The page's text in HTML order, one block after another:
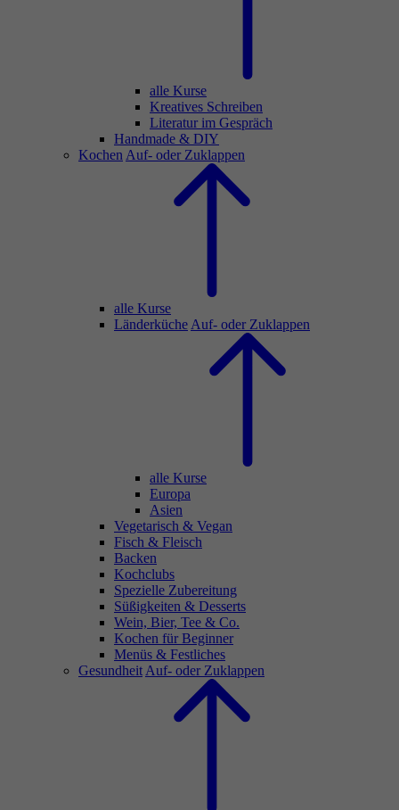
alle Kurse
Kreatives Schreiben
Literatur im Gespräch
Handmade & DIY
Kochen Auf- oder Zuklappen
alle Kurse
Länderküche Auf- oder Zuklappen
alle Kurse
Europa
Asien
Vegetarisch & Vegan
Fisch & Fleisch
Backen
Kochclubs
Spezielle Zubereitung
Süßigkeiten & Desserts
Wein, Bier, Tee & Co.
Kochen für Beginner
Menüs & Festliches
Gesundheit Auf- oder Zuklappen